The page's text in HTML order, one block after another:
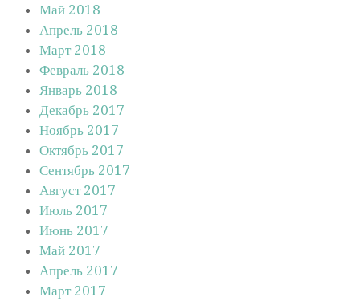
Май 2018
Апрель 2018
Март 2018
Февраль 2018
Январь 2018
Декабрь 2017
Ноябрь 2017
Октябрь 2017
Сентябрь 2017
Август 2017
Июль 2017
Июнь 2017
Май 2017
Апрель 2017
Март 2017